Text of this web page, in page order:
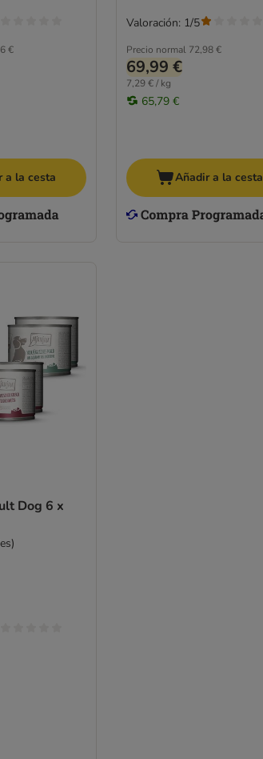
€
a la cesta
Precio normal 72,98 €
69,99 €
7,29 € / kg
65,79 €
Valoración: 1/5
Añadir a la cesta
Dog 6 x